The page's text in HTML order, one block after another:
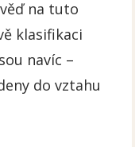
na tuto
klasifikaci
navíc –
do vztahu